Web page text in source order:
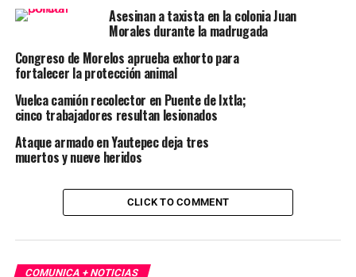
Asesinan a taxista en la colonia Juan
Morales durante la madrugada
Congreso de Morelos aprueba exhorto para
fortalecer la protección animal
Vuelca camión recolector en Puente de Ixtla;
cinco trabajadores resultan lesionados
Ataque armado en Yautepec deja tres
muertos y nueve heridos
CLICK TO COMMENT
COMUNICA + NOTICIAS